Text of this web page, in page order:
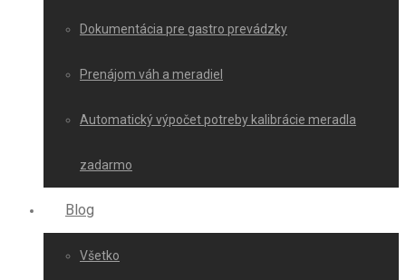
Dokumentácia pre gastro prevádzky
Prenájom váh a meradiel
Automatický výpočet potreby kalibrácie meradla
zadarmo
Blog
Všetko